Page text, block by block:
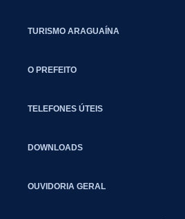
TURISMO ARAGUAÍNA
O PREFEITO
TELEFONES ÚTEIS
DOWNLOADS
OUVIDORIA GERAL